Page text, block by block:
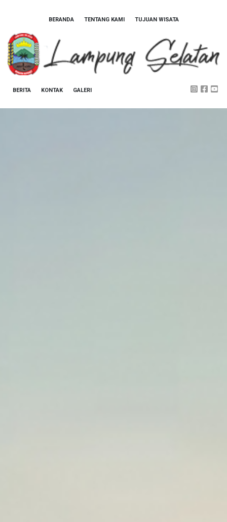
BERANDA TENTANG KAMI TUJUAN WISATA
BERITA KONTAK GALERI